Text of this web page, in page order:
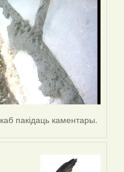
каб пакідаць каментары.